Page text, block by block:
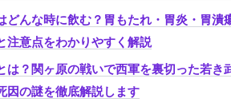
どんな時に飲む？胃もたれ・胃炎・胃潰
注意点をわかりやすく解説
は？関ヶ原の戦いで西軍を裏切った若き
因の謎を徹底解説します